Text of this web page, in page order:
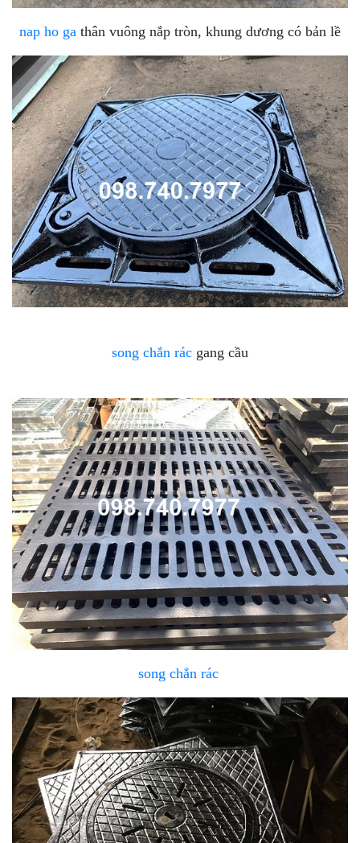
nap ho ga thân vuông nắp tròn, khung dương có bản lề
song chắn rác gang cầu
song chắn rác